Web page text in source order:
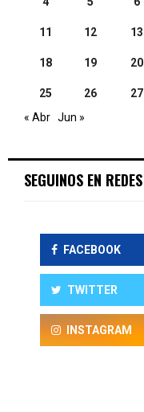
11 12 13
18 19 20
25 26 27
« Abr Jun »
SEGUINOS EN REDES
FACEBOOK
TWITTER
INSTAGRAM